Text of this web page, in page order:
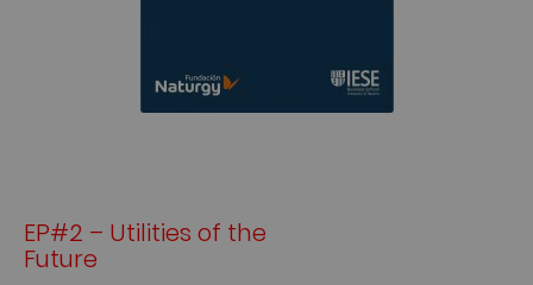
EP#2 – Utilities of the
Future